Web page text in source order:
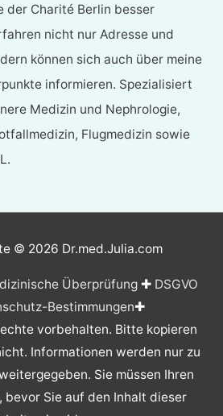
der Charité Berlin besser
nicht nur Adresse und
können sich auch über meine
informieren. Spezialisiert
Medizin und Nephrologie,
Flugmedizin sowie
© 2026 Dr.med.Julia.com
Überprüfung✚ DSGVO
Bestimmungen✚
vorbehalten. Bitte kopieren
Informationen werden nur zu
Sie müssen Ihren
bevor Sie auf den Inhalt dieser